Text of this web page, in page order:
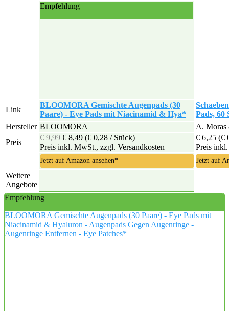
Empfehlung
Link
BLOOMORA Gemischte Augenpads (30
Paare) - Eye Pads mit Niacinamid & Hya*
Pads,
Hersteller BLOOMORA
A.
Preis
€ 9,99 € 8,49 (€ 0,28 / Stück)
Preis inkl. MwSt., zzgl. Versandkosten
€ 6,25 (€
Preis
Jetzt auf Amazon ansehen* Jetzt auf
Weitere
Angebote
Empfehlung
BLOOMORA Gemischte Augenpads (30 Paare) - Eye Pads mit
Niacinamid & Hyaluron - Augenpads Gegen Augenringe -
Augenringe Entfernen - Eye Patches*